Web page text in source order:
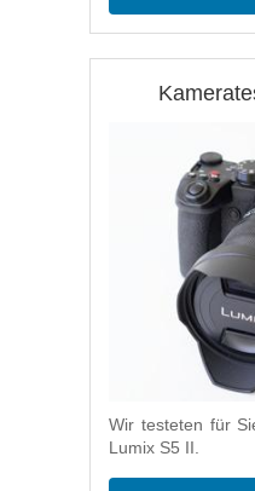
Wir testeten für
Lumix S5 II.